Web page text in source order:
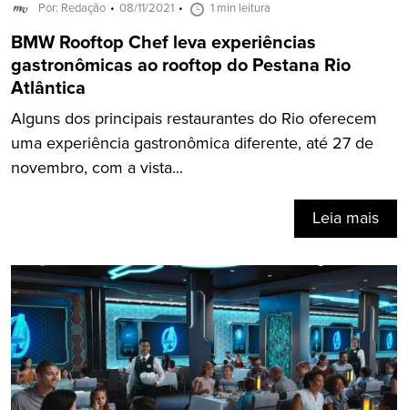
Por: Redação 08/11/2021 1 min leitura
BMW Rooftop Chef leva experiências
gastronômicas ao rooftop do Pestana Rio
Atlântica
Alguns dos principais restaurantes do Rio oferecem
uma experiência gastronômica diferente, até 27 de
novembro, com a vista...
Leia mais